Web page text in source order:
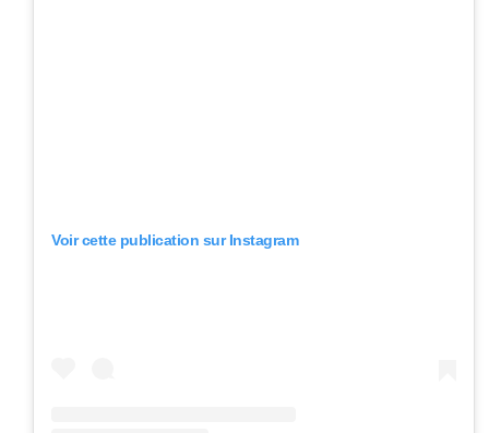
Voir cette publication sur Instagram